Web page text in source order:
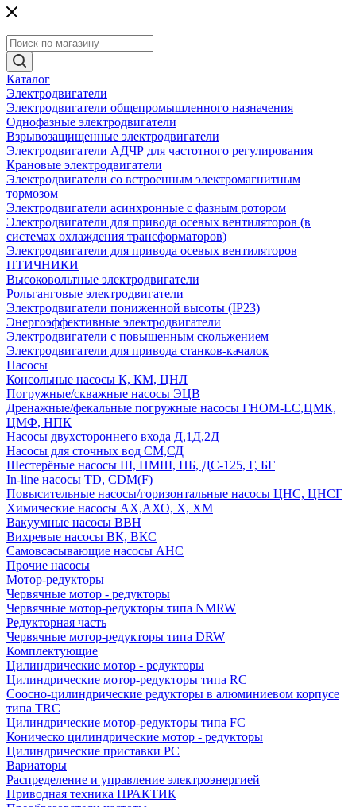
Каталог
Электродвигатели
Электродвигатели общепромышленного назначения
Однофазные электродвигатели
Взрывозащищенные электродвигатели
Электродвигатели АДЧР для частотного регулирования
Крановые электродвигатели
Электродвигатели со встроенным электромагнитным
тормозом
Электродвигатели асинхронные с фазным ротором
Электродвигатели для привода осевых вентиляторов (в
системах охлаждения трансформаторов)
Электродвигатели для привода осевых вентиляторов
ПТИЧНИКИ
Высоковольтные электродвигатели
Рольганговые электродвигатели
Электродвигатели пониженной высоты (IP23)
Энергоэффективные электродвигатели
Электродвигатели с повышенным скольжением
Электродвигатели для привода станков-качалок
Насосы
Консольные насосы К, КМ, ЦНЛ
Погружные/скважные насосы ЭЦВ
Дренажные/фекальные погружные насосы ГНОМ-LC,ЦМК,
ЦМФ, НПК
Насосы двухстороннего входа Д,1Д,2Д
Насосы для сточных вод СМ,СД
Шестерёные насосы Ш, НМШ, НБ, ДС-125, Г, БГ
In-line насосы TD, CDM(F)
Повысительные насосы/горизонтальные насосы ЦНС, ЦНСГ
Химические насосы АХ,АХО, Х, ХМ
Вакуумные насосы ВВН
Вихревые насосы ВК, ВКС
Самовсасывающие насосы АНС
Прочие насосы
Мотор-редукторы
Червячные мотор - редукторы
Червячные мотор-редукторы типа NMRW
Редукторная часть
Червячные мотор-редукторы типа DRW
Комплектующие
Цилиндрические мотор - редукторы
Цилиндрические мотор-редукторы типа RC
Соосно-цилиндрические редукторы в алюминиевом корпусе
типа TRC
Цилиндрические мотор-редукторы типа FC
Коническо цилиндрические мотор - редукторы
Цилиндрические приставки PC
Вариаторы
Распределение и управление электроэнергией
Приводная техника ПРАКТИК